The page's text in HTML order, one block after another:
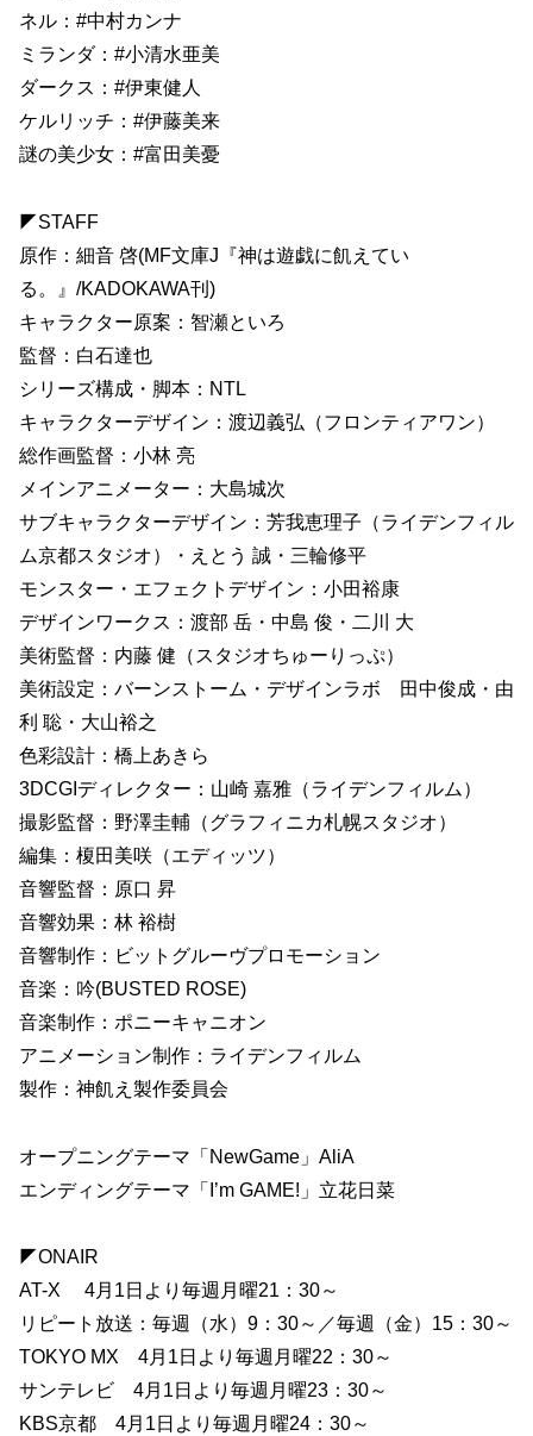
ネル：#中村カンナ
ミランダ：#小清水亜美
ダークス：#伊東健人
ケルリッチ：#伊藤美来
謎の美少女：#富田美憂
◤STAFF
原作：細音 啓(MF文庫J『神は遊戯に飢えてい
る。』/KADOKAWA刊)
キャラクター原案：智瀬といろ
監督：白石達也
シリーズ構成・脚本：NTL
キャラクターデザイン：渡辺義弘（フロンティアワン）
総作画監督：小林 亮
メインアニメーター：大島城次
サブキャラクターデザイン：芳我恵理子（ライデンフィル
ム京都スタジオ）・えとう 誠・三輪修平
モンスター・エフェクトデザイン：小田裕康
デザインワークス：渡部 岳・中島 俊・二川 大
美術監督：内藤 健（スタジオちゅーりっぷ）
美術設定：バーンストーム・デザインラボ 田中俊成・由
利 聡・大山裕之
色彩設計：橋上あきら
3DCGIディレクター：山崎 嘉雅（ライデンフィルム）
撮影監督：野澤圭輔（グラフィニカ札幌スタジオ）
編集：榎田美咲（エディッツ）
音響監督：原口 昇
音響効果：林 裕樹
音響制作：ビットグルーヴプロモーション
音楽：吟(BUSTED ROSE)
音楽制作：ポニーキャニオン
アニメーション制作：ライデンフィルム
製作：神飢え製作委員会
オープニングテーマ「NewGame」AliA
エンディングテーマ「I’m GAME!」立花日菜
◤ONAIR
AT-X 4月1日より毎週月曜21：30～
リピート放送：毎週（水）9：30～／毎週（金）15：30～
TOKYO MX 4月1日より毎週月曜22：30～
サンテレビ 4月1日より毎週月曜23：30～
KBS京都 4月1日より毎週月曜24：30～